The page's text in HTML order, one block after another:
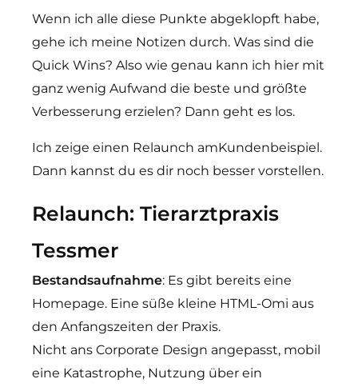
Wenn ich alle diese Punkte abgeklopft habe,
gehe ich meine Notizen durch. Was sind die
Quick Wins? Also wie genau kann ich hier mit
ganz wenig Aufwand die beste und größte
Verbesserung erzielen? Dann geht es los.
Ich zeige einen Relaunch amKundenbeispiel.
Dann kannst du es dir noch besser vorstellen.
Relaunch: Tierarztpraxis
Tessmer
Bestandsaufnahme: Es gibt bereits eine
Homepage. Eine süße kleine HTML-Omi aus
den Anfangszeiten der Praxis.
Nicht ans Corporate Design angepasst, mobil
eine Katastrophe, Nutzung über ein